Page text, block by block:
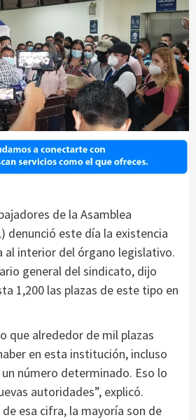
de la Asamblea
denunció este día la existencia
al interior del órgano legislativo.
general del sindicato, dijo
1,200 las plazas de este tipo en
que alrededor de mil plazas
en esta institución, incluso
número determinado. Eso lo
autoridades”, explicó.
esa cifra, la mayoría son de